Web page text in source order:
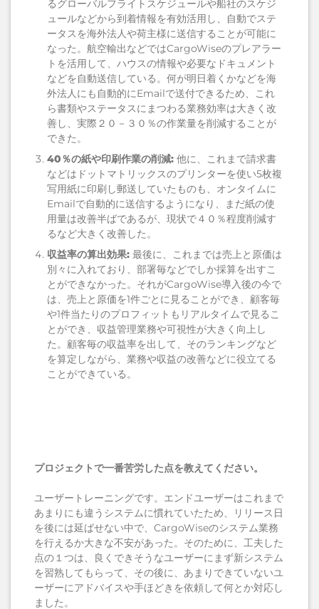
るグローバルフライトスケジュールや船社のスケジ
ュールなどから到着情報を有効活用し、自動でステ
ータスを海外法人や荷主様に送信することが可能に
なった。航空輸出などではCargoWiseのプレアラー
トを活用して、ハウスの情報や必要なドキュメント
などを自動送信している。何が明日着くかなどを海
外法人にも自動的にEmailで送付できるため、これ
ら書類やステータスにまつわる業務効率は大きく改
善し、実際２０－３０％の作業量を削減することが
できた。
40％の紙や印刷作業の削減: 他に、これまで請求書
などはドットマトリックスのプリンターを使い5枚複
写用紙に印刷し郵送していたものも、オンタイムに
Emailで自動的に送信するようになり、まだ紙の使
用量は改善半ばであるが、現状で４０％程度削減す
るなど大きく改善した。
収益率の算出効果: 最後に、これまでは売上と原価は
別々に入れており、部署毎などでしか採算を出すこ
とができなかった。それがCargoWise導入後の今で
は、売上と原価を1件ごとに見ることができ、顧客毎
や1件当たりのプロフィットもリアルタイムで見るこ
とができ、収益管理業務や可視性が大きく向上し
た。顧客毎の収益率を出して、そのランキングなど
を算定しながら、業務や収益の改善などに役立てる
ことができている。
プロジェクトで一番苦労した点を教えてください。
ユーザートレーニングです。エンドユーザーはこれまで
あまりにも違うシステムに慣れていたため、リリース日
を後には延ばせない中で、CargoWiseのシステム業務
を行えるか大きな不安があった。そのために、工夫した
点の１つは、良くできそうなユーザーにまず新システム
を習熟してもらって、その後に、あまりできていないユ
ーザーにアドバイスや手ほどきを依頼して何とか対応し
ました。